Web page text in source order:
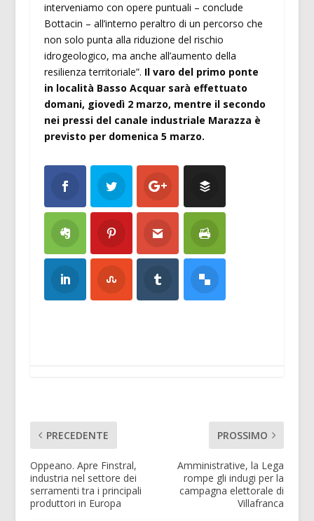
interveniamo con opere puntuali – conclude
Bottacin – all’interno peraltro di un percorso che
non solo punta alla riduzione del rischio
idrogeologico, ma anche all’aumento della
resilienza territoriale”. Il varo del primo ponte
in località Basso Acquar sarà effettuato
domani, giovedì 2 marzo, mentre il secondo
nei pressi del canale industriale Marazza è
previsto per domenica 5 marzo.
PRECEDENTE
Oppeano. Apre Finstral,
industria nel settore dei
serramenti tra i principali
produttori in Europa
PROSSIMO
Amministrative, la Lega
rompe gli indugi per la
campagna elettorale di
Villafranca